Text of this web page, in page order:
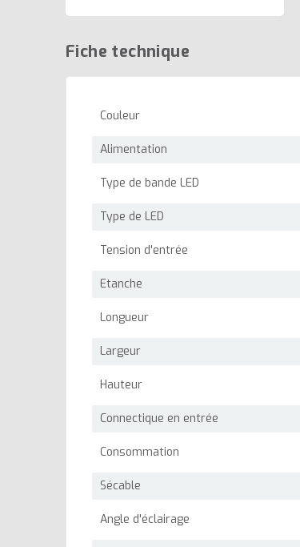
Fiche technique
Couleur
Alimentation
Type de bande LED
Type de LED
Tension d'entrée
Etanche
Longueur
Largeur
Hauteur
Connectique en entrée
Consommation
Sécable
Angle d'éclairage